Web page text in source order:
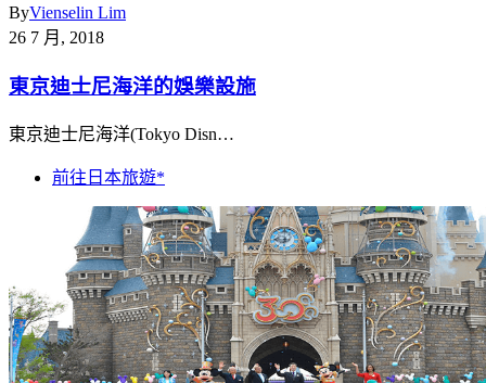
ByVienselin Lim
26 7 月, 2018
東京迪士尼海洋的娛樂設施
東京迪士尼海洋(Tokyo Disn…
前往日本旅遊*